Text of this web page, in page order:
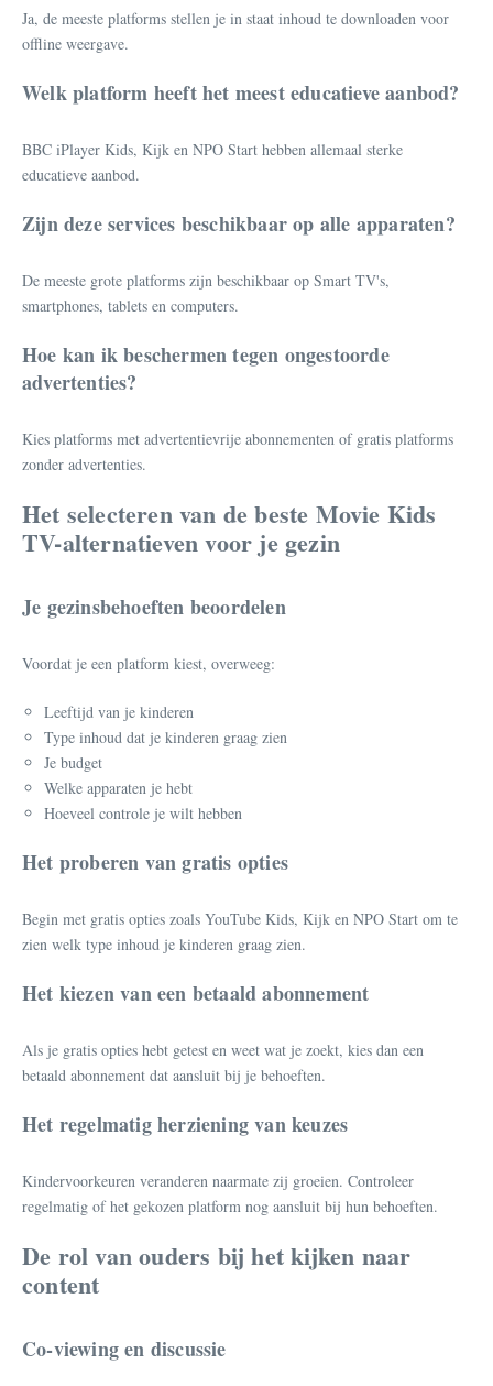
Ja, de meeste platforms stellen je in staat inhoud te downloaden voor
offline weergave.
Welk platform heeft het meest educatieve aanbod?
BBC iPlayer Kids, Kijk en NPO Start hebben allemaal sterke
educatieve aanbod.
Zijn deze services beschikbaar op alle apparaten?
De meeste grote platforms zijn beschikbaar op Smart TV's,
smartphones, tablets en computers.
Hoe kan ik beschermen tegen ongestoorde
advertenties?
Kies platforms met advertentievrije abonnementen of gratis platforms
zonder advertenties.
Het selecteren van de beste Movie Kids
TV-alternatieven voor je gezin
Je gezinsbehoeften beoordelen
Voordat je een platform kiest, overweeg:
Leeftijd van je kinderen
Type inhoud dat je kinderen graag zien
Je budget
Welke apparaten je hebt
Hoeveel controle je wilt hebben
Het proberen van gratis opties
Begin met gratis opties zoals YouTube Kids, Kijk en NPO Start om te
zien welk type inhoud je kinderen graag zien.
Het kiezen van een betaald abonnement
Als je gratis opties hebt getest en weet wat je zoekt, kies dan een
betaald abonnement dat aansluit bij je behoeften.
Het regelmatig herziening van keuzes
Kindervoorkeuren veranderen naarmate zij groeien. Controleer
regelmatig of het gekozen platform nog aansluit bij hun behoeften.
De rol van ouders bij het kijken naar
content
Co-viewing en discussie